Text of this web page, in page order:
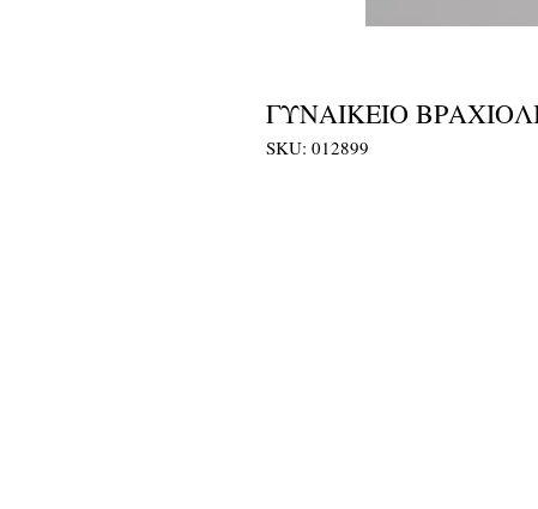
ΓΥΝΑΙΚΕΙΟ
SKU: 012899